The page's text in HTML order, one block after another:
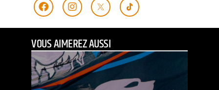
VOUS AIMEREZ AUSSI